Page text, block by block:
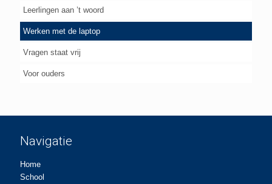
Leerlingen aan ’t woord
Werken met de laptop
Vragen staat vrij
Voor ouders
Navigatie
Home
School